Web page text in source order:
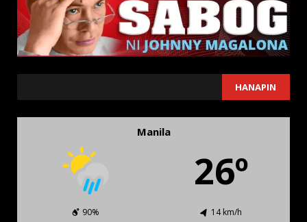
HANAPIN
Manila
26º
90%
14 km/h